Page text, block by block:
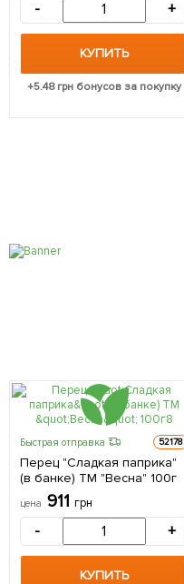
- +
КУПИТЬ
+5.48грн бонусов за покупку
Быстрая отправка 52178
Перец "Сладкая паприка"
(в банке) ТМ "Весна" 100г
цена 911 грн
- +
КУПИТЬ